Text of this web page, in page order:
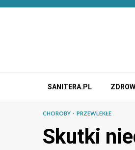
Przejdź
SANITERA.PL
CHOROBY PRZEWLEKŁE
Skutki